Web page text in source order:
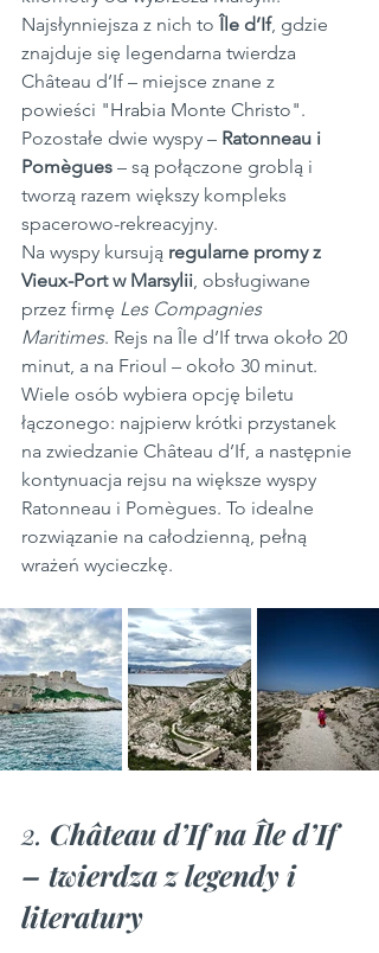
Najsłynniejsza z nich to Île d’If, gdzie
znajduje się legendarna twierdza
Château d’If – miejsce znane z
powieści "Hrabia Monte Christo".
Pozostałe dwie wyspy – Ratonneau i
Pomègues – są połączone groblą i
tworzą razem większy kompleks
spacerowo-rekreacyjny.
Na wyspy kursują regularne promy z
Vieux-Port w Marsylii, obsługiwane
przez firmę Les Compagnies
Maritimes. Rejs na Île d’If trwa około 20
minut, a na Frioul – około 30 minut.
Wiele osób wybiera opcję biletu
łączonego: najpierw krótki przystanek
na zwiedzanie Château d’If, a następnie
kontynuacja rejsu na większe wyspy
Ratonneau i Pomègues. To idealne
rozwiązanie na całodzienną, pełną
wrażeń wycieczkę.
2. Château d’If na Île d’If
– twierdza z legendy i
literatury